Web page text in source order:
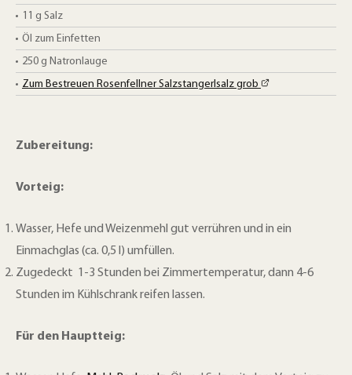
11 g Salz
Öl zum Einfetten
250 g Natronlauge
Zum Bestreuen Rosenfellner Salzstangerlsalz grob
Zubereitung:
Vorteig:
Wasser, Hefe und Weizenmehl gut verrühren und in ein
Einmachglas (ca. 0,5 l) umfüllen.
Zugedeckt 1-3 Stunden bei Zimmertemperatur, dann 4-6
Stunden im Kühlschrank reifen lassen.
Für den Hauptteig: